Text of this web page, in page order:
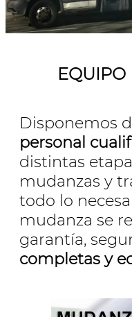
EQUIPO
Disponemos
personal
distintas
mudanzas y
todo lo
mudanza se
garantía,
completas y